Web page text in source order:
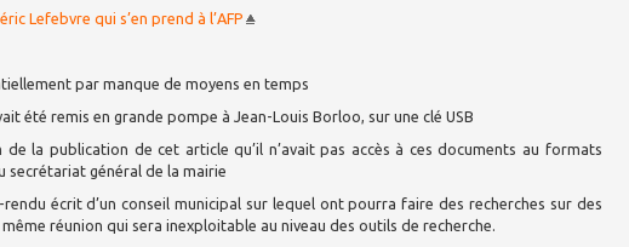
Lefebvre qui s’en prend à l’AFP
par manque de moyens en temps
été remis en grande pompe à Jean-Louis Borloo, sur une clé USB
la publication de cet article qu’il n’avait pas accès à ces documents au formats
secrétariat général de la mairie
écrit d’un conseil municipal sur lequel ont pourra faire des recherches sur des
réunion qui sera inexploitable au niveau des outils de recherche.